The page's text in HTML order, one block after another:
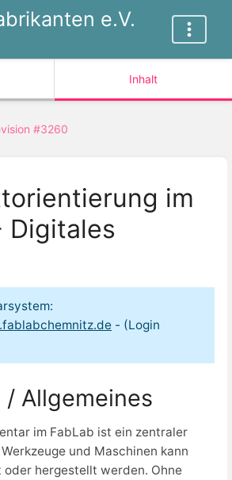
e.V.
Inhalt
#3260
im
Digitales
- (Login
/ Allgemeines
im FabLab ist ein zentraler
und Maschinen kann
hergestellt werden. Ohne